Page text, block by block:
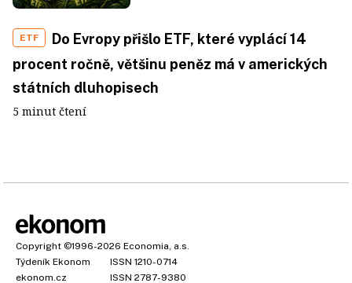
ETF
Do Evropy přišlo ETF, které vyplácí 14
procent ročně, většinu peněz má v amerických
státních dluhopisech
5 minut čtení
Copyright ©1996-2026 Economia, a.s.
Týdeník Ekonom
ISSN 1210-0714
ekonom.cz
ISSN 2787-9380